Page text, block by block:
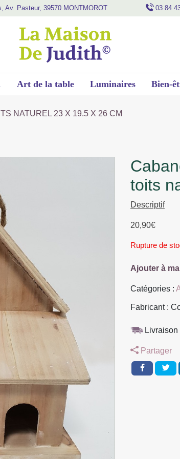
Av. Pasteur, 39570 MONTMOROT 03 84
Art de la table Luminaires Bien-
NATUREL 23 X 19.5 X 26 CM
cabane a oiseau double en bois
toits
Descriptif
20,90€
Rupture de
Ajouter à
Catégories :
Fabricant :
Partager